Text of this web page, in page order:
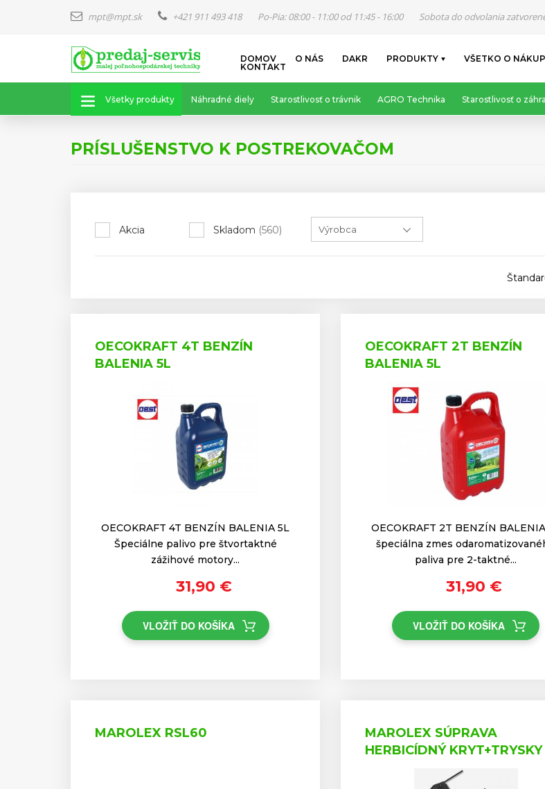
hlavný
mpt@mpt.sk +421 911 493 418 Po-Pia: 08:00 - 11:00 od 11:45 - 16:00 Sobota do odvolania
DOMOV O NÁS DAKR PRODUKTY VŠETKO O
KONTAKT
Všetky produkty Náhradné diely Starostlivosť o trávnik AGRO Technika Starostlivosť o
PRÍSLUŠENSTVO K POSTREKOVAČOM
Akcia Skladom (560)
OECOKRAFT 4T BENZÍN
BALENIA 5L
OECOKRAFT 4T BENZÍN BALENIA 5L
Špeciálne palivo pre štvortaktné
zážihové motory...
31,90 €
VLOŽIŤ DO KOŠÍKA
OECOKRAFT 2T BENZÍN
BALENIA 5L
OECOKRAFT 2T BENZÍN
špeciálna zmes
paliva pre 2-taktné...
31,90 €
VLOŽIŤ DO KOŠÍKA
MAROLEX RSL60
MAROLEX SÚPRAVA
HERBICÍDNÝ KRYT+TRYSKY